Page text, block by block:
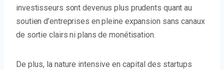
investisseurs sont devenus plus prudents quant au
soutien d’entreprises en pleine expansion sans canaux
de sortie clairs ni plans de monétisation.
De plus, la nature intensive en capital des startups